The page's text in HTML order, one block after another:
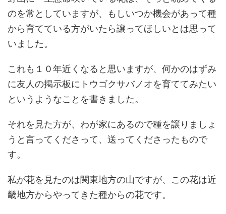
のを常としていますが、もしいつか機会があって種
から育てている方がいたら譲ってほしいとは思って
いました。
これも１０年近くなると思いますが、何かのはずみ
に友人の掲示板にトウゴクサバノオを育ててみたい
というようなことを書きました。
それを見た方が、わが家にあるので種を譲りましょ
うと言ってくださって、送ってくださったもので
す。
私が花を見たのは関東地方の山ですが、この花は近
畿地方からやってきた種からの花です。